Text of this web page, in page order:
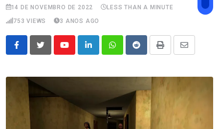
14 DE NOVEMBRO DE 2022
LESS THAN A MINUTE
753 VIEWS 3 ANOS AGO
YoutubeLinkedInWhatsappRedditPrint
Share
Email